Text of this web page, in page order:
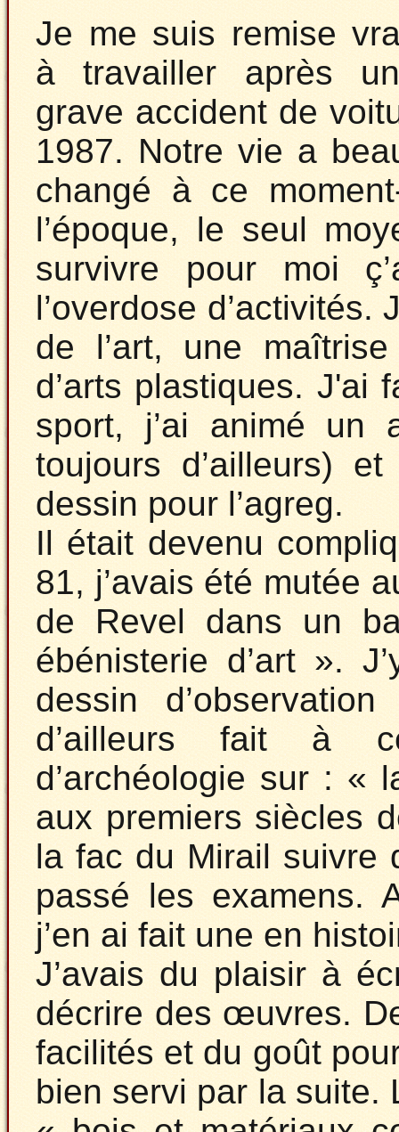
Je me suis remise
à travailler après
grave accident de
1987. Notre vie a
changé à ce
l’époque, le seul
survivre pour moi
l’overdose
de l’art, une
d’arts plastiques. J'ai
sport, j’ai animé un
toujours d’ailleurs)
dessin pour l’agreg.
Il était devenu
81, j’avais été mutée
de Revel dans un
ébénisterie d’art ».
dessin
d’ailleurs fait à
d’archéologie sur : «
aux premiers siècles
la fac du Mirail suivre
passé les examens.
j’en ai fait une en
J’avais du plaisir à
décrire des œuvres.
facilités et du goût
bien servi par la suite.